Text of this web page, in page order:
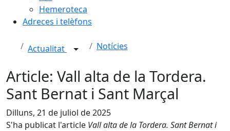
Hemeroteca
Adreces i telèfons
Actualitat Notícies
Article: Vall alta de la Tordera.
Sant Bernat i Sant Marçal
Dilluns, 21 de juliol de 2025
S'ha publicat l'article Vall alta de la Tordera. Sant Bernat i